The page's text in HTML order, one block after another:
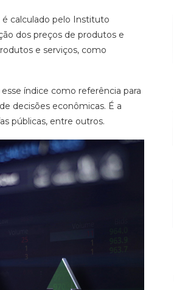
é calculado pelo Instituto
dos preços de produtos e
e serviços, como
índice como referência para
decisões econômicas. É a
públicas, entre outros.